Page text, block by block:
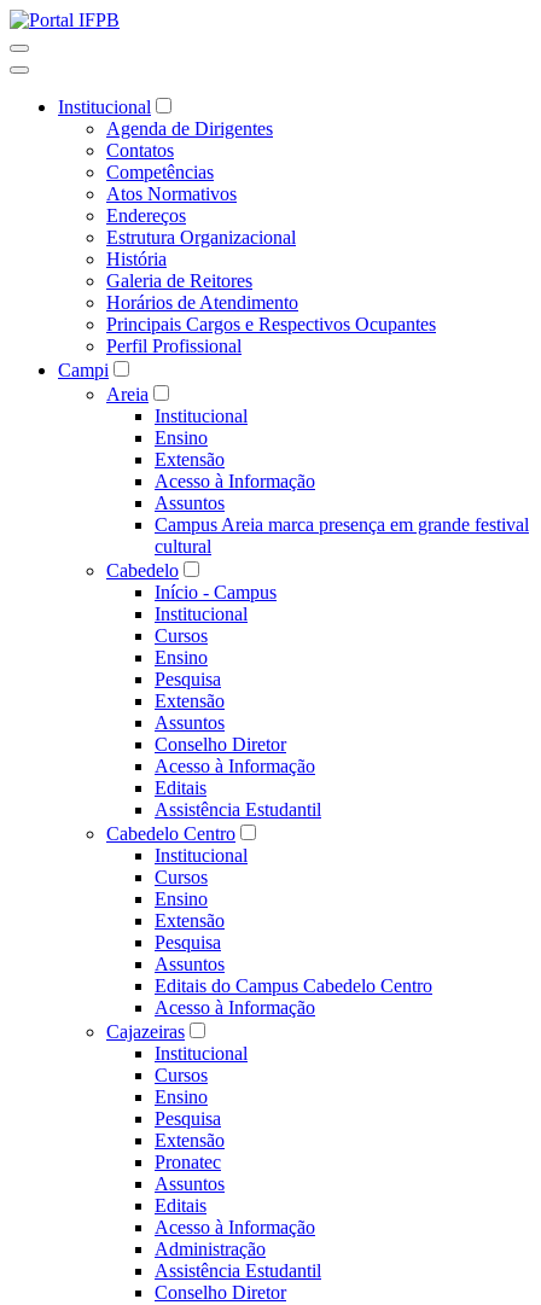
Institucional
Agenda de Dirigentes
Contatos
Competências
Atos Normativos
Endereços
Estrutura Organizacional
História
Galeria de Reitores
Horários de Atendimento
Principais Cargos e Respectivos Ocupantes
Perfil Profissional
Campi
Areia
Institucional
Ensino
Extensão
Acesso à Informação
Assuntos
Campus Areia marca presença em grande festival
cultural
Cabedelo
Início - Campus
Institucional
Cursos
Ensino
Pesquisa
Extensão
Assuntos
Conselho Diretor
Acesso à Informação
Editais
Assistência Estudantil
Cabedelo Centro
Institucional
Cursos
Ensino
Extensão
Pesquisa
Assuntos
Editais do Campus Cabedelo Centro
Acesso à Informação
Cajazeiras
Institucional
Cursos
Ensino
Pesquisa
Extensão
Pronatec
Assuntos
Editais
Acesso à Informação
Administração
Assistência Estudantil
Conselho Diretor